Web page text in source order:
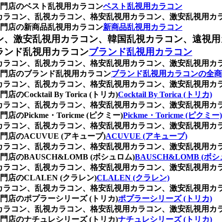
店のベスト乱視用カラコンベスト乱視用カラコン
コン、乱視カラコン、格安乱視用カラコン、激安乱視用
店の新商品乱視用カラコン新商品乱視用カラコン
激安乱視用カラコン、韓国乱視カラコン、遠視
ド乱視用カラコンブランド乱視用カラコン
コン、乱視カラコン、格安乱視用カラコン、激安乱視用
店のブランド乱視用カラコンブランド乱視用カラコンの全
コン、乱視カラコン、格安乱視用カラコン、激安乱視用
店のCocktail By Torica (トリカ)Cocktail By Torica (トリカ)
コン、乱視カラコン、格安乱視用カラコン、激安乱視用
店のPickme・Toricme (ピクミー)Pickme・Toricme (ピクミー)
コン、乱視カラコン、格安乱視用カラコン、激安乱視用
店のACUVUE (アキューブ)ACUVUE (アキューブ)
コン、乱視カラコン、格安乱視用カラコン、激安乱視用
店のBAUSCH&LOMB (ボシュロム)BAUSCH&LOMB (ボシ
コン、乱視カラコン、格安乱視用カラコン、激安乱視用
店のCLALEN (クラレン)CLALEN (クラレン)
コン、乱視カラコン、格安乱視用カラコン、激安乱視用
店のポプラーシリーズ (トリカ)ポプラーシリーズ (トリカ)
コン、乱視カラコン、格安乱視用カラコン、激安乱視用
店のナチュレシリーズ (トリカ)ナチュレシリーズ (トリカ)